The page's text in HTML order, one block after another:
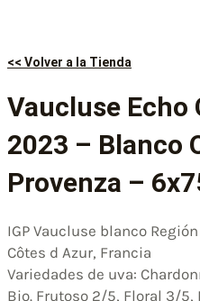
<< Volver a la Tienda
Vaucluse Echo
2023 – Blanco
Provenza –
IGP Vaucluse blanco
Côtes d Azur, Francia
Variedades de uva:
Bio. Frutoso 2/5, Floral 3/